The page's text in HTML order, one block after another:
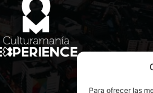
Para ofrecer las